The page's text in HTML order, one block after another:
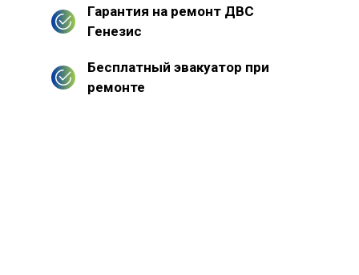
Гарантия на ремонт ДВС
Генезис
Бесплатный эвакуатор при
ремонте